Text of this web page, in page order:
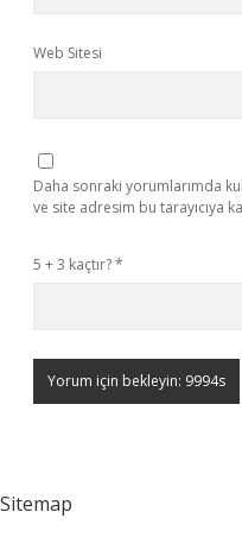
Web Sitesi
Daha sonraki yorumlarımda
ve site adresim bu tarayıcıya
5 + 3 kaçtır?*
Sitemap